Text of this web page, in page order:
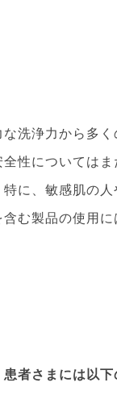
洗浄力から多く
性についてはま
特に、敏感肌の
む製品の使用
者さまには以下